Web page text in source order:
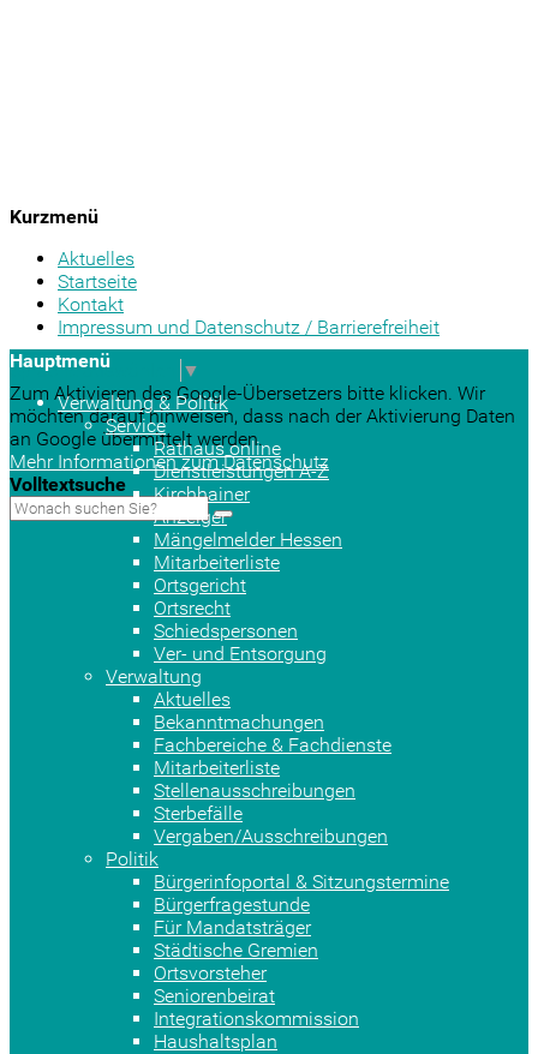
Kurzmenü
Aktuelles
Startseite
Kontakt
Impressum und Datenschutz / Barrierefreiheit
Sprache auswählen
▼
Zum Aktivieren des Google-Übersetzers bitte klicken. Wir
möchten darauf hinweisen, dass nach der Aktivierung Daten
an Google übermittelt werden.
Mehr Informationen zum Datenschutz
Volltextsuche
Hauptmenü
Verwaltung & Politik
Service
Rathaus online
Dienstleistungen A-Z
Kirchhainer
Anzeiger
Mängelmelder Hessen
Mitarbeiterliste
Ortsgericht
Ortsrecht
Schiedspersonen
Ver- und Entsorgung
Verwaltung
Aktuelles
Bekanntmachungen
Fachbereiche & Fachdienste
Mitarbeiterliste
Stellenausschreibungen
Sterbefälle
Vergaben/Ausschreibungen
Politik
Bürgerinfoportal & Sitzungstermine
Bürgerfragestunde
Für Mandatsträger
Städtische Gremien
Ortsvorsteher
Seniorenbeirat
Integrationskommission
Haushaltsplan